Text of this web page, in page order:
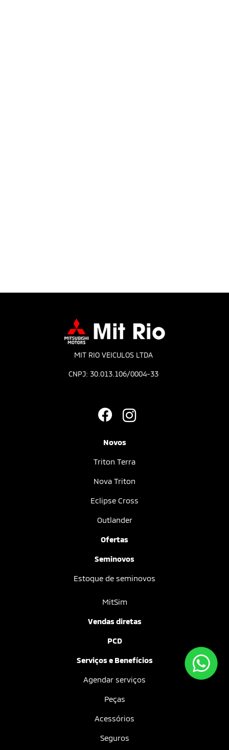
MIT RIO VEICULOS LTDA
CNPJ: 30.013.106/0004-33
Novos
Triton Terra
Nova Triton
Eclipse Cross
Outlander
Ofertas
Seminovos
Estoque de seminovos
MitSim
Vendas diretas
PCD
Serviços e Benefícios
Agendar serviços
Peças
Acessórios
Seguros